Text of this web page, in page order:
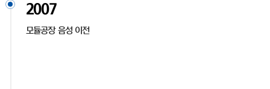
2007
모듈공장 음성 이전